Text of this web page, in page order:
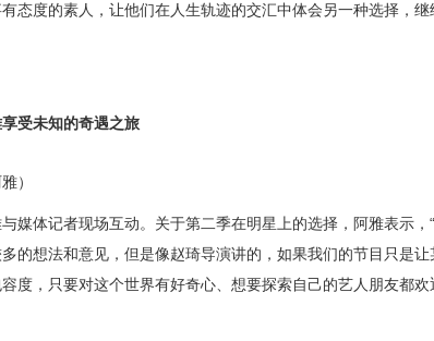
态度的素人，让他们在人生轨迹的交汇中体会另一种选择，继
受未知的奇遇之旅
）
与媒体记者现场互动。关于第二季在明星上的选择，阿雅表示 ，
的想法和意见，但是像赵琦导演讲的，如果我们的节目只是让
度，只要对这个世界有好奇心
想要探索自己的艺人朋友都欢